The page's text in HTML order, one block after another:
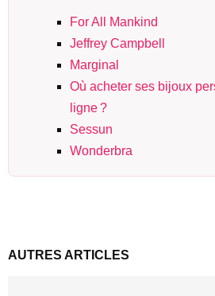
For All Mankind
Jeffrey Campbell
Marginal
Où acheter ses bijoux
ligne ?
Sessun
Wonderbra
AUTRES ARTICLES